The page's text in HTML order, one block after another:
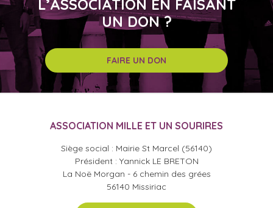
L’ASSOCIATION EN FAISANT
UN DON ?
FAIRE UN DON
ASSOCIATION MILLE ET UN SOURIRES
Siège social : Mairie St Marcel (56140)
Président : Yannick LE BRETON
La Noë Morgan - 6 chemin des grées
56140 Missiriac